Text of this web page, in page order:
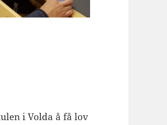
i Volda å få lov